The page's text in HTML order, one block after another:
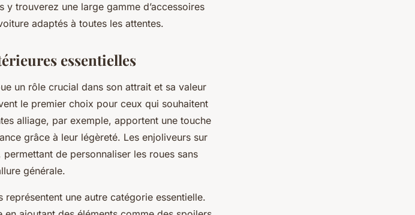
y trouverez une large gamme d’accessoires
adaptés à toutes les attentes.
essentielles
un rôle crucial dans son attrait et sa valeur
le premier choix pour ceux qui souhaitent
alliage, par exemple, apportent une touche
grâce à leur légèreté. Les enjoliveurs sur
de personnaliser les roues sans
générale.
une autre catégorie essentielle.